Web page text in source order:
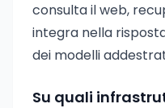
consulta il web,
integra nella
dei modelli
Su quali